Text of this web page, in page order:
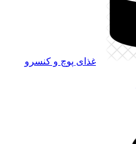
غذای پوچ و کنسرو